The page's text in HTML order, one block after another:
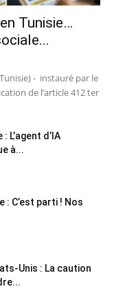
Tunisie…
- instauré par le
de l’article 412 ter
L’agent d’IA
à...
: C’est parti ! Nos
Unis : La caution